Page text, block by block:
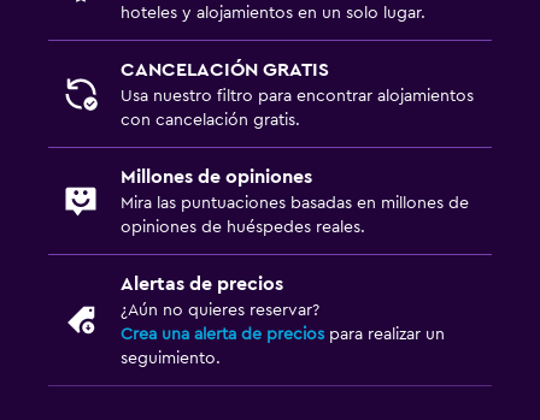
hoteles y alojamientos en un solo lugar.
CANCELACIÓN GRATIS
Usa nuestro filtro para encontrar alojamientos
con cancelación gratis.
Millones de opiniones
Mira las puntuaciones basadas en millones de
opiniones de huéspedes reales.
Alertas de precios
¿Aún no quieres reservar?
Crea una alerta de precios para realizar un
seguimiento.